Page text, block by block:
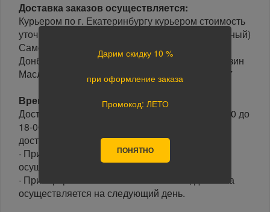
Доставка заказов осуществляется:
Курьером по г. Екатеринбургу курьером стоимость
уточнить по Тел: 8 (343) 287 67 67(многоканальный)
Самовывоз по адресу г. Екатеринбург ул.
Донбасская 1, Автомолл «Белая Башня», магазин
Масла Автохимия Автокосметика 2 этаж, С5,С7
Время доставки:
Доставка осуществляется в рабочие дни с 10-00 до
18-00 часов. Минимальный интервал времени
доставки 3 часа.
· При оформлении заказа до 15-00, доставка
осуществляется в день заказа.
· При оформлении заказа после 15-00, доставка
осуществляется на следующий день.
Дарим скидку 10 %
при оформление заказа
Промокод: ЛЕТО
ПОНЯТНО